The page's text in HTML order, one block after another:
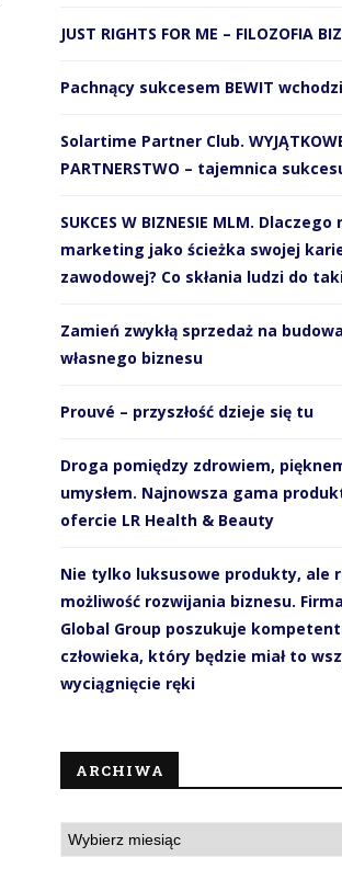
JUST RIGHTS FOR ME – FILOZOFIA
Pachnący sukcesem BEWIT
Solartime Partner Club.
PARTNERSTWO – tajemnica
SUKCES W BIZNESIE MLM.
marketing jako ścieżka swojej
zawodowej? Co skłania ludzi do
Zamień zwykłą sprzedaż na
własnego biznesu
Prouvé – przyszłość dzieje się tu
Droga pomiędzy zdrowiem,
umysłem. Najnowsza gama
ofercie LR Health & Beauty
Nie tylko luksusowe produkty, ale
możliwość rozwijania biznesu.
Global Group poszukuje
człowieka, który będzie miał to
wyciągnięcie ręki
ARCHIWA